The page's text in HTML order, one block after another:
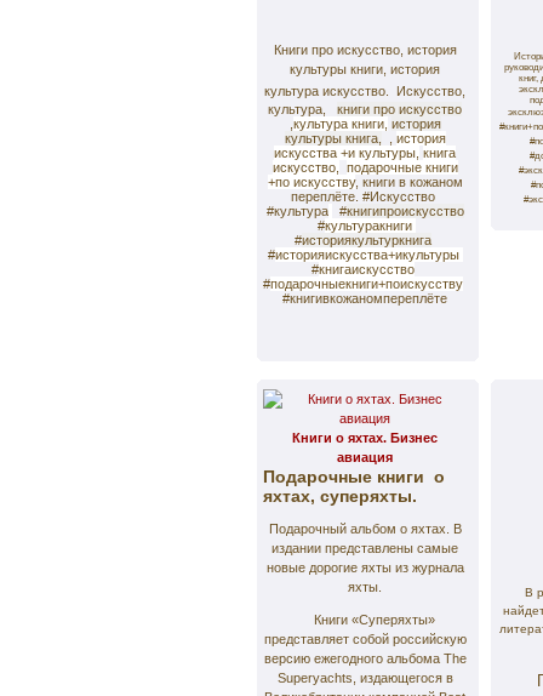
Книги про искусство, история
культуры книги, история
культура искусство.
Искусство,
культура,
книги про искусство
культура книги, история
культуры книга,
история
искусства +и культуры, книга
искусство,
подарочные книги
+по искусству, книги в кожаном
переплёте. #Искусство
#культура
#книгипроискусство
#культуракниги
#историякультуркнига
#историяискусства+икультуры
#книгаискусство
#подарочныекниги+поискусству
#книгивкожаномпереплёте
книг,
Книги о яхтах. Бизнес
авиация
Подарочные книги о
яхтах, суперяхты.
Подарочный альбом о яхтах. В
издании представлены самые
новые дорогие яхты из журнала
яхты.
Книги «Суперяхты»
представляет собой российскую
версию ежегодного альбома The
Superyachts, издающегося в
В